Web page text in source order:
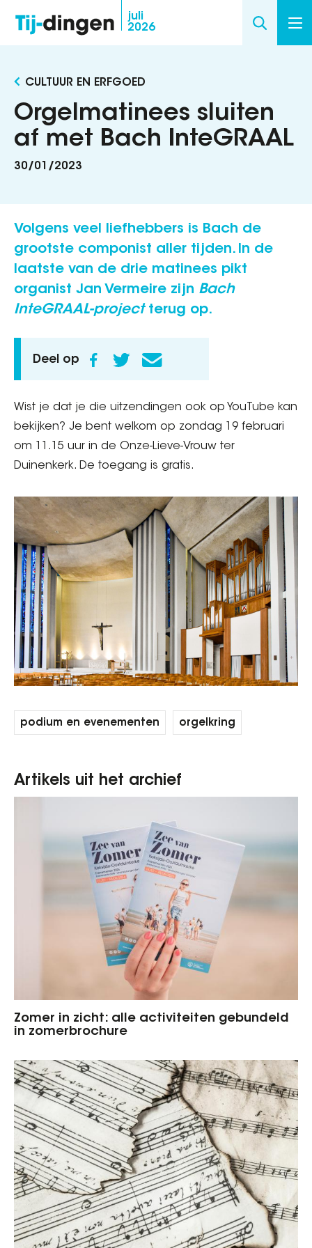
inhoud
gaan
juli
2026
CULTUUR EN ERFGOED
Orgelmatinees sluiten
af met Bach InteGRAAL
30/01/2023
Volgens veel liefhebbers is Bach de
grootste componist aller tijden. In de
laatste van de drie matinees pikt
organist Jan Vermeire zijn Bach
InteGRAAL-projectterug op.
Deel op
Wist je dat je die uitzendingen ook op YouTube kan
bekijken? Je bent welkom op zondag 19 februari
om 11.15 uur in de Onze-Lieve-Vrouw ter
Duinenkerk. De toegang is gratis.
podium en evenementen orgelkring
Artikels uit het archief
Zomer in zicht: alle activiteiten gebundeld
in zomerbrochure